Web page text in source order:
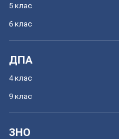
5 клас
6 клас
ДПА
4 клас
9 клас
ЗНО